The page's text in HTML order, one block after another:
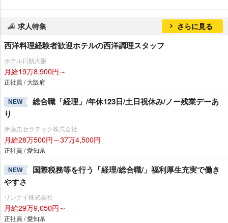
求人特集 さらに見る
西洋料理経験者歓迎ホテルの西洋調理スタッフ
ホテル日航大阪
月給19万8,900円～
正社員 / 大阪府
NEW
総合職「経理」/年休123日/土日祝休み/ノー残業デーあ
り
伊藤忠セラテック株式会社
月給28万500円～37万4,500円
正社員 / 愛知県
NEW
国際税務等を行う「経理/総合職/」福利厚生充実で働き
すさ
リンナイ株式会社
月給29万9,050円～
正社員 / 愛知県